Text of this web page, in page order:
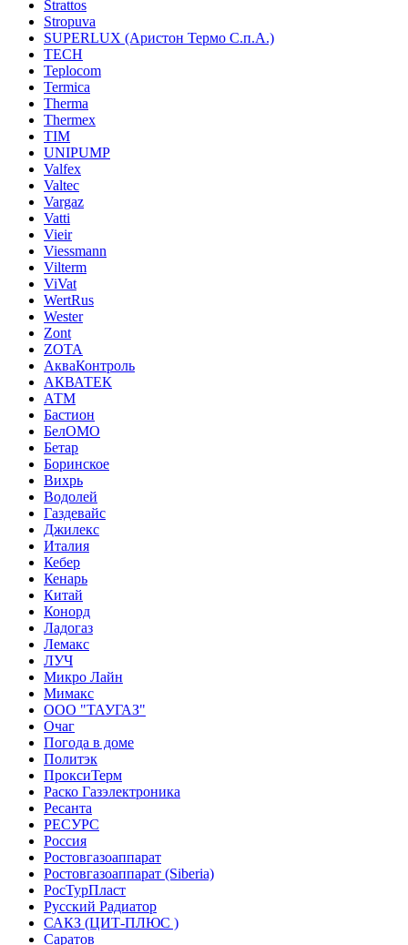
Strattos
Stropuva
SUPERLUX (Аристон Термо С.п.А.)
TECH
Teplocom
Termica
Therma
Thermex
TIM
UNIPUMP
Valfex
Valtec
Vargaz
Vatti
Vieir
Viessmann
Vilterm
ViVat
WertRus
Wester
Zont
ZOTA
АкваКонтроль
АКВАТЕК
АТМ
Бастион
БелОМО
Бетар
Боринское
Вихрь
Водолей
Газдевайс
Джилекс
Италия
Кебер
Кенарь
Китай
Конорд
Ладогаз
Лемакс
ЛУЧ
Микро Лайн
Мимакс
ООО "ТАУГАЗ"
Очаг
Погода в доме
Политэк
ПроксиТерм
Раско Газэлектроника
Ресанта
РЕСУРС
Россия
Ростовгазоаппарат
Ростовгазоаппарат (Siberia)
РосТурПласт
Русский Радиатор
САКЗ (ЦИТ-ПЛЮС )
Саратов